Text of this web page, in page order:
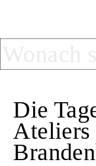
Die
Ateliers